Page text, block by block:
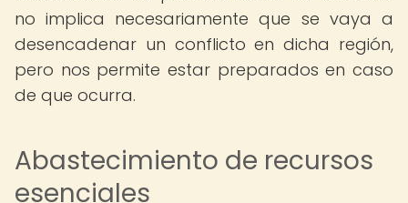
no implica necesariamente que se vaya a
desencadenar un conflicto en dicha región,
pero nos permite estar preparados en caso
de que ocurra.
Abastecimiento de recursos
esenciales